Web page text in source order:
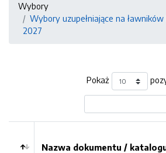
Wybory
Wybory uzupełniające na
2027
Pokaż
Nazwa dokumentu /